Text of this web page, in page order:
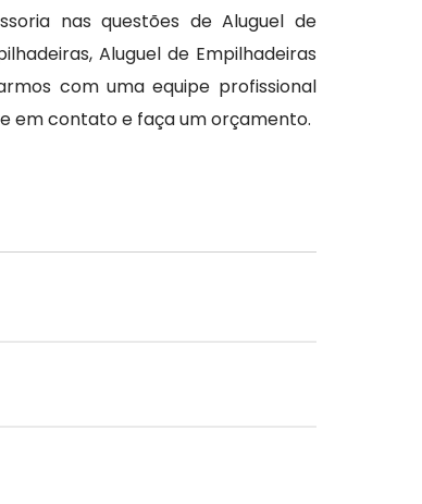
nas questões de Aluguel de
Aluguel de Empilhadeiras
com uma equipe profissional
em contato e faça um orçamento.